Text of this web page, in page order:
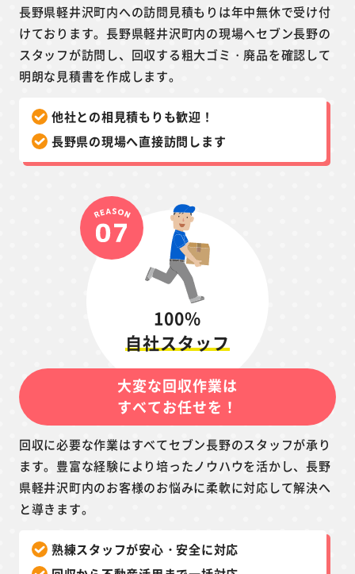
長野県軽井沢町内への訪問見積もりは年中無休で受け付
けております。長野県軽井沢町内の現場へセブン長野の
スタッフが訪問し、回収する粗大ゴミ・廃品を確認して
明朗な見積書を作成します。
他社との相見積もりも歓迎！
長野県の現場へ直接訪問します
100%
自社スタッフ
大変な回収作業は
すべてお任せを！
回収に必要な作業はすべてセブン長野のスタッフが承り
ます。豊富な経験により培ったノウハウを活かし、長野
県軽井沢町内のお客様のお悩みに柔軟に対応して解決へ
と導きます。
熟練スタッフが安心・安全に対応